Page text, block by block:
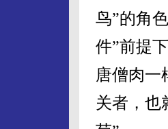
鸟”的角
件”前提
唐僧肉一
关者，也